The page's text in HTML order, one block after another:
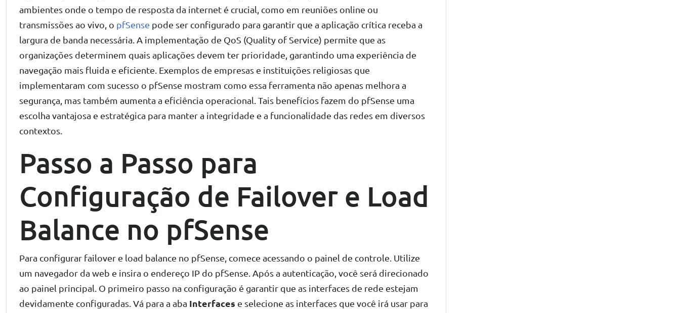
ambientes onde o tempo de resposta da internet é crucial, como em reuniões online ou
transmissões ao vivo, o pfSense pode ser configurado para garantir que a aplicação crítica receba a
largura de banda necessária. A implementação de QoS (Quality of Service) permite que as
organizações determinem quais aplicações devem ter prioridade, garantindo uma experiência de
navegação mais fluida e eficiente. Exemplos de empresas e instituições religiosas que
implementaram com sucesso o pfSense mostram como essa ferramenta não apenas melhora a
segurança, mas também aumenta a eficiência operacional. Tais benefícios fazem do pfSense uma
escolha vantajosa e estratégica para manter a integridade e a funcionalidade das redes em diversos
contextos.
Passo a Passo para
Configuração de Failover e Load
Balance no pfSense
Para configurar failover e load balance no pfSense, comece acessando o painel de controle. Utilize
um navegador da web e insira o endereço IP do pfSense. Após a autenticação, você será direcionado
ao painel principal. O primeiro passo na configuração é garantir que as interfaces de rede estejam
devidamente configuradas. Vá para a aba Interfaces e selecione as interfaces que você irá usar para